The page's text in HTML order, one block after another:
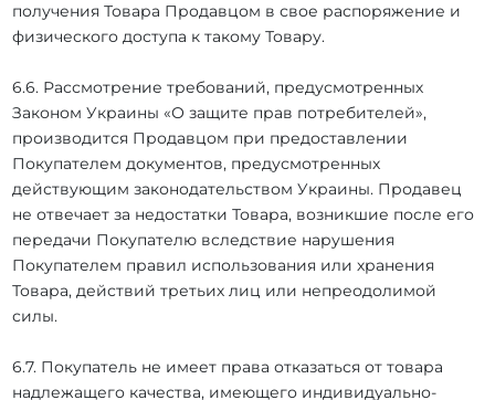
получения Товара Продавцом в свое распоряжение и
физического доступа к такому Товару.
6.6. Рассмотрение требований, предусмотренных
Законом Украины «О защите прав потребителей»,
производится Продавцом при предоставлении
Покупателем документов, предусмотренных
действующим законодательством Украины. Продавец
не отвечает за недостатки Товара, возникшие после его
передачи Покупателю вследствие нарушения
Покупателем правил использования или хранения
Товара, действий третьих лиц или непреодолимой
силы.
6.7. Покупатель не имеет права отказаться от товара
надлежащего качества, имеющего индивидуально-